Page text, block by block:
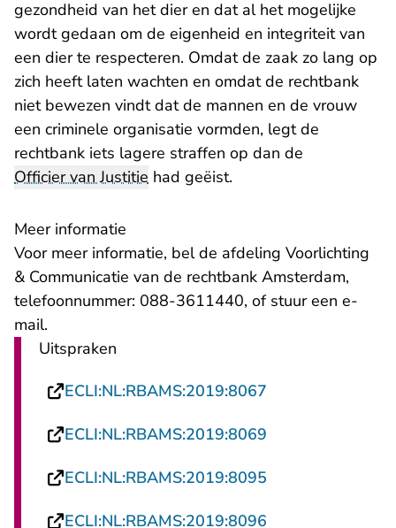
gezondheid van het dier en dat al het mogelijke
wordt gedaan om de eigenheid en integriteit van
een dier te respecteren. Omdat de zaak zo lang op
zich heeft laten wachten en omdat de rechtbank
niet bewezen vindt dat de mannen en de vrouw
een criminele organisatie vormden, legt de
rechtbank iets lagere straffen op dan de
Officier van Justitie had geëist.
Meer informatie
Voor meer informatie, bel de afdeling Voorlichting
& Communicatie van de rechtbank Amsterdam,
telefoonnummer: 088-3611440, of stuur een e-
mail- U verlaat Rechtspraak.nl
.
Uitspraken
ECLI:NL:RBAMS:2019:8067
ECLI:NL:RBAMS:2019:8069
ECLI:NL:RBAMS:2019:8095
ECLI:NL:RBAMS:2019:8096